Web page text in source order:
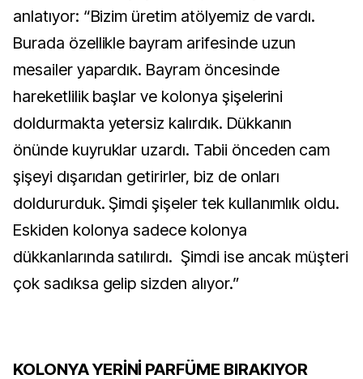
anlatıyor: “Bizim üretim atölyemiz de vardı.
Burada özellikle bayram arifesinde uzun
mesailer yapardık. Bayram öncesinde
hareketlilik başlar ve kolonya şişelerini
doldurmakta yetersiz kalırdık. Dükkanın
önünde kuyruklar uzardı. Tabii önceden cam
şişeyi dışarıdan getirirler, biz de onları
doldururduk. Şimdi şişeler tek kullanımlık oldu.
Eskiden kolonya sadece kolonya
dükkanlarında satılırdı. Şimdi ise ancak müşteri
çok sadıksa gelip sizden alıyor.”
KOLONYA YERİNİ PARFÜME BIRAKIYOR